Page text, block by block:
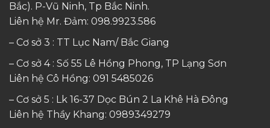
Bắc). P-Vũ Ninh, Tp Bắc Ninh.
Liên hệ Mr. Đảm: 098.9923.586
– Cơ sở 3 : TT Lục Nam/ Bắc Giang
– Cơ sở 4 : Số 55 Lê Hồng Phong, TP Lạng Sơn
Liên hệ Cô Hồng: 091 5485026
– Cơ sở 5 : Lk 16-37 Dọc Bún 2 La Khê Hà Đông
Liên hệ Thầy Khang: 0989349279